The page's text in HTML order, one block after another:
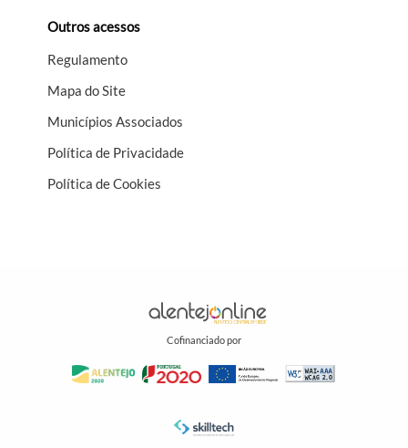
Outros acessos
Regulamento
Mapa do Site
Municípios Associados
Política de Privacidade
Política de Cookies
Cofinanciado por